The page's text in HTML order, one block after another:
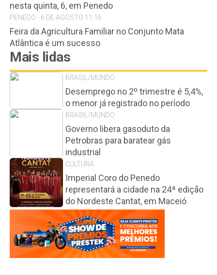
nesta quinta, 6, em Penedo
PENEDO - 6 DE AGOSTO 11:16
Feira da Agricultura Familiar no Conjunto Mata
Atlântica é um sucesso
Mais lidas
BRASIL/MUNDO
Desemprego no 2º trimestre é 5,4%,
o menor já registrado no período
BRASIL/MUNDO
Governo libera gasoduto da
Petrobras para baratear gás
industrial
CULTURA
Imperial Coro do Penedo
representará a cidade na 24ª edição
do Nordeste Cantat, em Maceió